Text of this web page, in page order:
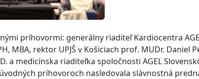
príhovormi: generálny riaditeľ Kardiocentra
MBA, rektor UPJŠ v Košiciach prof. MUDr. Daniel
a medicínska riaditeľka spoločnosti AGEL
úvodných príhovoroch nasledovala slávnostná